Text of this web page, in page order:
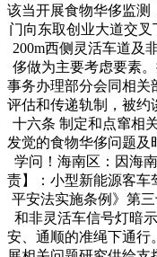
该当开展食物华侈监测
门向东取创业大道交
200m西侧灵活车道及
侈做为主要考虑要素
事务办理部分会同相关
评估和传递轨制，被约
十六条 制定和点窜相
发觉的食物华侈问题及
学问！海南区：因海
责】：小型新能源客车
平安法实施条例》第
和非灵活车信号灯暗
安、通顺的准绳下通行